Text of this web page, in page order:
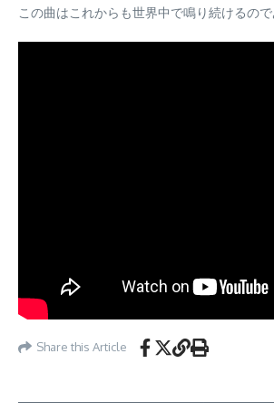
この曲はこれからも世界中で鳴り続けるので
Share this Article